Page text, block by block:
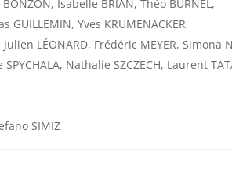
Isabelle BRIAN, Théo BURNEL,
GUILLEMIN, Yves KRUMENACKER,
LÉONARD, Frédéric MEYER, Simona
Nathalie SZCZECH, Laurent
SIMIZ